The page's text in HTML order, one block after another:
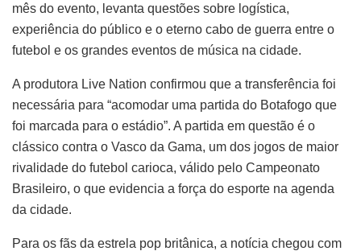
mês do evento, levanta questões sobre logística,
experiência do público e o eterno cabo de guerra entre o
futebol e os grandes eventos de música na cidade.
A produtora Live Nation confirmou que a transferência foi
necessária para “acomodar uma partida do Botafogo que
foi marcada para o estádio”. A partida em questão é o
clássico contra o Vasco da Gama, um dos jogos de maior
rivalidade do futebol carioca, válido pelo Campeonato
Brasileiro, o que evidencia a força do esporte na agenda
da cidade.
Para os fãs da estrela pop britânica, a notícia chegou com